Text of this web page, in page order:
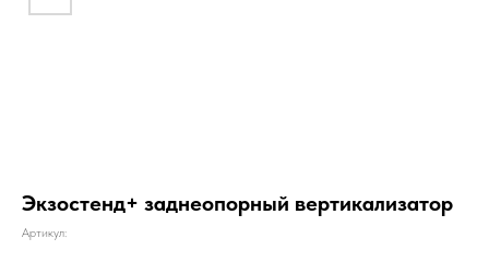
Экзостенд+ заднеопорный вертикализатор
Артикул: